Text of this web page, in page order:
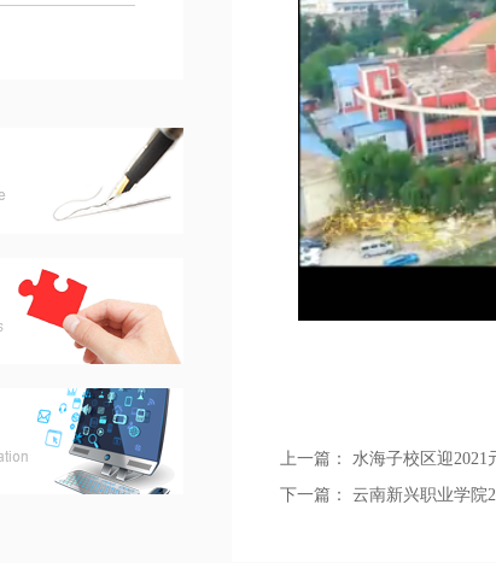
上一篇：
水海子校区迎2021
下一篇：
云南新兴职业学院